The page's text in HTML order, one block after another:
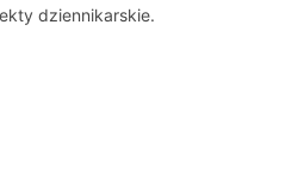
dziennikarskie.